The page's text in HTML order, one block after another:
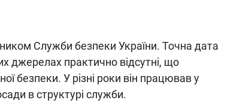
Служби безпеки України. Точна дата
джерелах практично відсутні, що
безпеки. У різні роки він працював у
в структурі служби.